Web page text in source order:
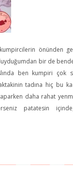
önünden
bir de
ben kumpiri çok
tadına hiç bu
daha rahat
patatesin